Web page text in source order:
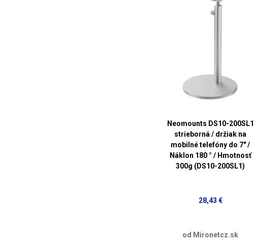
Neomounts DS10-200SL1
strieborná / držiak na
mobilné telefóny do 7" /
Náklon 180 ° / Hmotnosť
300g (DS10-200SL1)
28,43 €
od Mironetcz.sk